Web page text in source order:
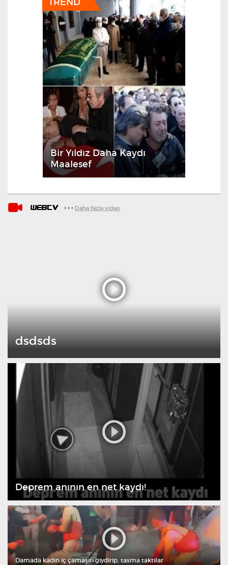
Bir Yıldız Daha Kaydı
Maalesef
WEBTV Daha fazla video
dsdsds
Deprem anının en net kaydı!
Damada kadın iç çamaşırı giydirip, tasma taktılar